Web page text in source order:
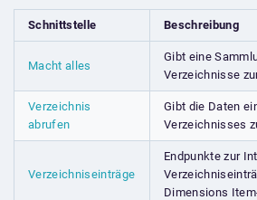
Schnittstelle Beschreibung
Macht alles
Gibt eine
Verzeichnisse
Verzeichnis
abrufen
Gibt die Daten
Verzeichnisses
Verzeichniseinträge
Endpunkte zur
Dimensions